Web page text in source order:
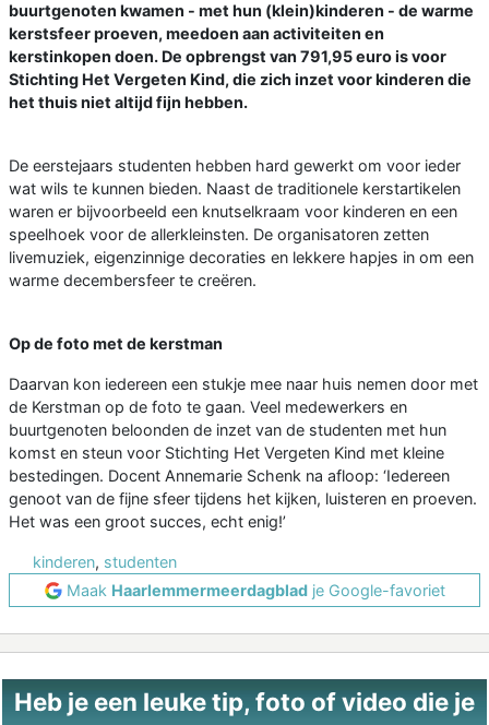
buurtgenoten kwamen - met hun (klein)kinderen - de warme
kerstsfeer proeven, meedoen aan activiteiten en
kerstinkopen doen. De opbrengst van 791,95 euro is voor
Stichting Het Vergeten Kind, die zich inzet voor kinderen die
het thuis niet altijd fijn hebben.
De eerstejaars studenten hebben hard gewerkt om voor ieder
wat wils te kunnen bieden. Naast de traditionele kerstartikelen
waren er bijvoorbeeld een knutselkraam voor kinderen en een
speelhoek voor de allerkleinsten. De organisatoren zetten
livemuziek, eigenzinnige decoraties en lekkere hapjes in om een
warme decembersfeer te creëren.
Op de foto met de kerstman
Daarvan kon iedereen een stukje mee naar huis nemen door met
de Kerstman op de foto te gaan. Veel medewerkers en
buurtgenoten beloonden de inzet van de studenten met hun
komst en steun voor Stichting Het Vergeten Kind met kleine
bestedingen. Docent Annemarie Schenk na afloop: ‘Iedereen
genoot van de fijne sfeer tijdens het kijken, luisteren en proeven.
Het was een groot succes, echt enig!’
kinderen, studenten
Maak Haarlemmermeerdagbladje Google-favoriet
Heb je een leuke tip, foto of video die je